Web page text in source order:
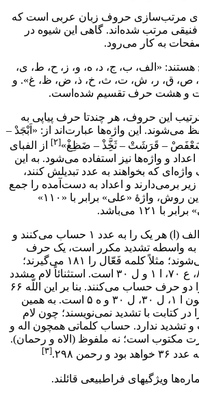
مرتب‌سازی حروف زبان عربی است که
فنیقی مرتب شده‌اند. گاهی این شیوه در
به کار می‌رود.
«الف، ب، ج، د، ه، و، ز، ح، ط، ی،
ص، ق، ر، ش، ت، ث، خ، ذ، ض، ظ، غ». و
این حروف، هر چندتا حرف پیاپی به
می‌شوند. این واژه‌ها عبارت‌اند از: «اَبْجَدْ –
– قَرَشَتْ – ثَخَِّذْ – ضَظِغْ»[۲]
از الفبای
و واژه‌ها نیز استفاده می‌شود. به این
که بخواهند به عدد تبدیلش کنند،
برمی‌دارند و اعداد به دست‌آمده را جمع
می‌زنند. برای نمونه در این روش، واژهٔ «علی» برابر با «۱۱۰»
می‌باشد.
همزه (أ) و الف (ا) هر یک را به عدد ۱ حساب می‌کنند و
واسطه تشدید مکرر است، یک حرف
محاسبه می‌شوند؛ مثلاً کلمه فَعّال را ۱۸۱ می‌گیرند؛
چون ف ۸۰، ع ۷۰، ا ۱ و ل ۳۰ است. استثنائاً لام مشدد
کلمه الله را دو حرف حساب می‌کنند. بنا بر این اللّه ۶۶
می‌شود؛ چون ا ۱، ل ۳۰، ل ۳۰ و ه ۵ است. به همین
در کتابت با تشدید نمی‌نویسند؛ چون لام
تشدید ندارد. حساب کلماتی همچون اله و
مکتوب است؛ نه ملفوظ (الاه و رحمان).
و رحمن ۲۹۸.
[۳]
ویژگیهای فراطبیعی قائلند.